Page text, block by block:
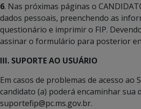
6. Nas próximas páginas o
dados pessoais, preenchendo as
questionário e imprimir o FIP.
assinar o formulário para posterior
III. SUPORTE AO USUÁRIO
Em casos de problemas de acesso ao
candidato (a) poderá encaminhar sua
suportefip@pc.ms.gov.br.